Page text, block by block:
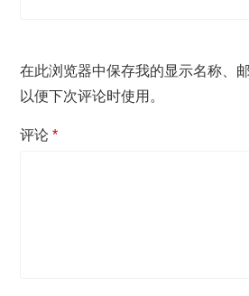
在此浏览器中保存我的显示名称、
以便下次评论时使用。
评论*